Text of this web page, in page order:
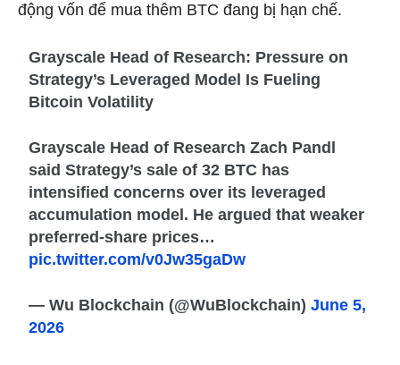
động vốn để mua thêm BTC đang bị hạn chế.
Grayscale Head of Research: Pressure on
Strategy’s Leveraged Model Is Fueling
Bitcoin Volatility
Grayscale Head of Research Zach Pandl
said Strategy’s sale of 32 BTC has
intensified concerns over its leveraged
accumulation model. He argued that weaker
preferred-share prices…
pic.twitter.com/v0Jw35gaDw
— Wu Blockchain (@WuBlockchain)June 5,
2026